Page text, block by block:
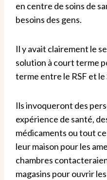
en centre de soins de
besoins des gens.
Il y avait clairement le
solution à court terme
terme entre le RSF et le
Ils invoqueront des
expérience de santé,
médicaments ou tout
leur maison pour les
chambres
magasins pour ouvrir